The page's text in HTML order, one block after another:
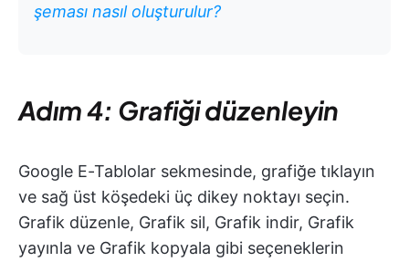
şeması nasıl oluşturulur?
Adım 4: Grafiği düzenleyin
Google E-Tablolar sekmesinde, grafiğe tıklayın
ve sağ üst köşedeki üç dikey noktayı seçin.
Grafik düzenle, Grafik sil, Grafik indir, Grafik
yayınla ve Grafik kopyala gibi seçeneklerin